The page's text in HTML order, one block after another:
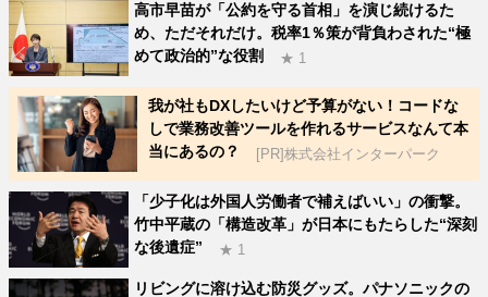
高市早苗が「公約を守る首相」を演じ続けるた
め、ただそれだけ。税率1％策が背負わされた“極
めて政治的”な役割
★ 1
我が社もDXしたいけど予算がない！コードな
しで業務改善ツールを作れるサービスなんて本
当にあるの？
[PR]株式会社インターパーク
「少子化は外国人労働者で補えばいい」の衝撃。
竹中平蔵の「構造改革」が日本にもたらした“深刻
な後遺症”
★ 1
リビングに溶け込む防災グッズ。パナソニックの